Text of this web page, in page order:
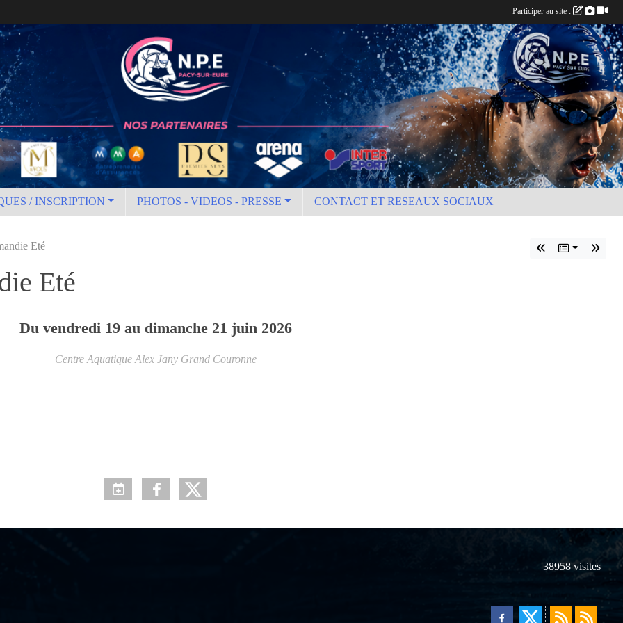
/ INSCRIPTION PHOTOS - VIDEOS - PRESSE CONTACT ET RESEAUX SOCIAUX
Eté
Eté
Du vendredi 19 au dimanche 21 juin 2026
Centre Aquatique Alex Jany Grand Couronne
38958 visites
Participer au site :